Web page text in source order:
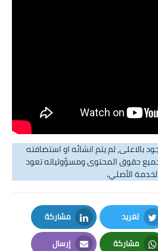
بالاعلى, لم يتم انشائه او استضافته
حقوق المحتوى ومسؤولياته تعود
الأصلي.
تغريد
Twitter
مشاركة
LinkedIn
مشاركة إرسال